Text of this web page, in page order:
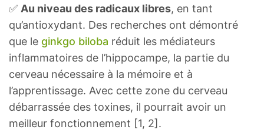
✅ Au niveau des radicaux libres, en tant
qu’antioxydant. Des recherches ont démontré
que le ginkgo biloba réduit les médiateurs
inflammatoires de l’hippocampe, la partie du
cerveau nécessaire à la mémoire et à
l’apprentissage. Avec cette zone du cerveau
débarrassée des toxines, il pourrait avoir un
meilleur fonctionnement [1, 2].